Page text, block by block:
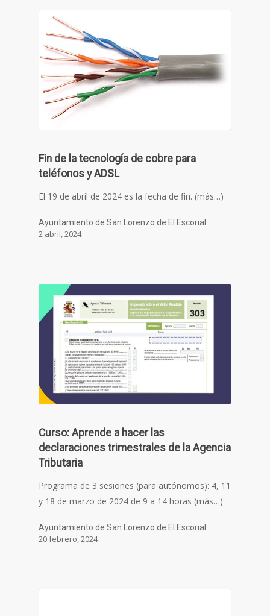
Fin de la tecnología de cobre para
teléfonos y ADSL
El 19 de abril de 2024 es la fecha de fin. (más…)
Ayuntamiento de San Lorenzo de El Escorial
2 abril, 2024
Curso: Aprende a hacer las
declaraciones trimestrales de la Agencia
Tributaria
Programa de 3 sesiones (para autónomos): 4, 11
y 18 de marzo de 2024 de 9 a 14 horas (más…)
Ayuntamiento de San Lorenzo de El Escorial
20 febrero, 2024